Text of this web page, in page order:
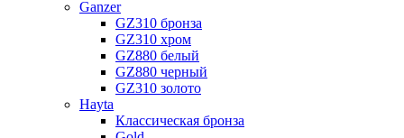
Ganzer
GZ310 бронза
GZ310 хром
GZ880 белый
GZ880 черный
GZ310 золото
Hayta
Классическая бронза